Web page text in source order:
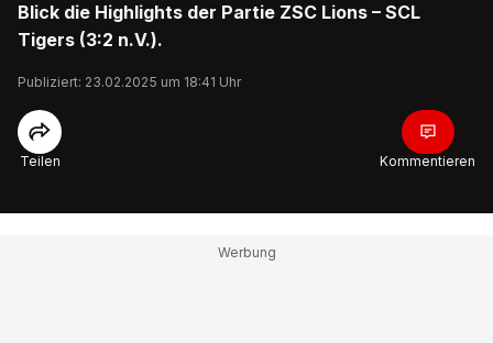
Blick die Highlights der Partie ZSC Lions – SCL
Tigers (3:2 n.V.).
Publiziert: 23.02.2025 um 18:41 Uhr
Teilen Kommentieren